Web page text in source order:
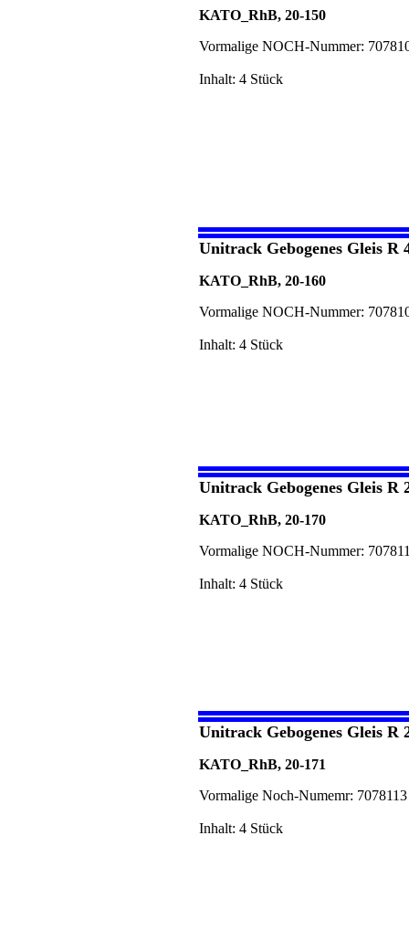
KATO_RhB, 20-150
Vormalige NOCH-Nummer:
Inhalt: 4 Stück
Unitrack Gebogenes Gleis R
KATO_RhB, 20-160
Vormalige NOCH-Nummer:
Inhalt: 4 Stück
Unitrack Gebogenes Gleis R
KATO_RhB, 20-170
Vormalige NOCH-Nummer:
Inhalt: 4 Stück
Unitrack Gebogenes Gleis R
KATO_RhB, 20-171
Vormalige Noch-Numemr: 7078113
Inhalt: 4 Stück